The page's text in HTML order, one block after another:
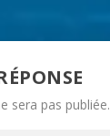
sera pas publiée.